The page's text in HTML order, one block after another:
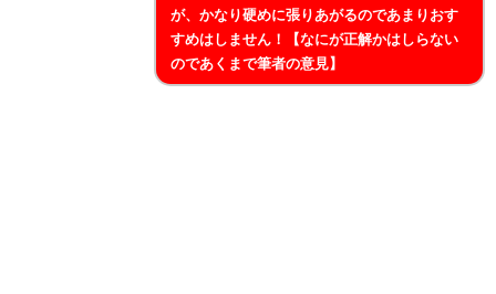
が、かなり硬めに張りあがるのであまりおす
すめはしません！【なにが正解かはしらない
のであくまで筆者の意見】